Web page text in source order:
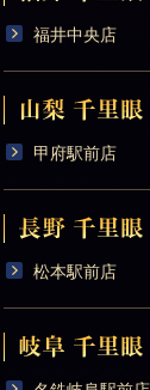
福井中央店
甲府駅前店
松本駅前店